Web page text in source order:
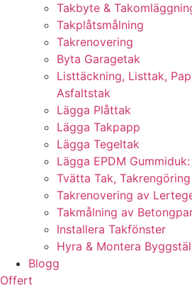
Takbyte &
Takplåtsmålning
Takrenovering
Byta Garagetak
Listtäckning, Listtak,
Asfaltstak
Lägga Plåttak
Lägga Takpapp
Lägga Tegeltak
Lägga EPDM
Tvätta Tak,
Takrenovering av
Takmålning av
Installera Takfönster
Hyra & Montera
Blogg
Offert